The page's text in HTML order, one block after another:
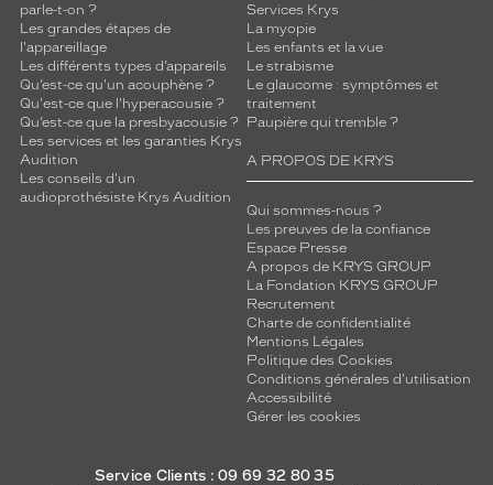
parle-t-on ?
Les grandes étapes de
l'appareillage
Les différents types d’appareils
Qu’est-ce qu'un acouphène ?
Qu'est-ce que l'hyperacousie ?
Qu’est-ce que la presbyacousie ?
Les services et les garanties Krys
Audition
Les conseils d'un
audioprothésiste Krys Audition
Services Krys
La myopie
Les enfants et la vue
Le strabisme
Le glaucome : symptômes et
traitement
Paupière qui tremble ?
A PROPOS DE KRYS
Qui sommes-nous ?
Les preuves de la confiance
Espace Presse
A propos de KRYS GROUP
La Fondation KRYS GROUP
Recrutement
Charte de confidentialité
Mentions Légales
Politique des Cookies
Conditions générales d'utilisation
Accessibilité
Gérer les cookies
Service Clients : 09 69 32 80 35